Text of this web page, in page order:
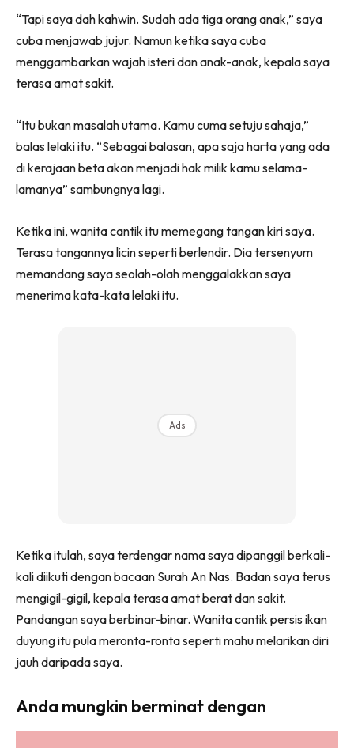
“Tapi saya dah kahwin. Sudah ada tiga orang anak,” saya
cuba menjawab jujur. Namun ketika saya cuba
menggambarkan wajah isteri dan anak-anak, kepala saya
terasa amat sakit.
“Itu bukan masalah utama. Kamu cuma setuju sahaja,”
balas lelaki itu. “Sebagai balasan, apa saja harta yang ada
di kerajaan beta akan menjadi hak milik kamu selama-
lamanya” sambungnya lagi.
Ketika ini, wanita cantik itu memegang tangan kiri saya.
Terasa tangannya licin seperti berlendir. Dia tersenyum
memandang saya seolah-olah menggalakkan saya
menerima kata-kata lelaki itu.
Ads
Ketika itulah, saya terdengar nama saya dipanggil berkali-
kali diikuti dengan bacaan Surah An Nas. Badan saya terus
mengigil-gigil, kepala terasa amat berat dan sakit.
Pandangan saya berbinar-binar. Wanita cantik persis ikan
duyung itu pula meronta-ronta seperti mahu melarikan diri
jauh daripada saya.
Anda mungkin berminat dengan